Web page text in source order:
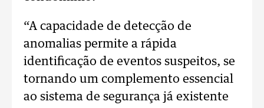
“A capacidade de detecção de
anomalias permite a rápida
identificação de eventos suspeitos, se
tornando um complemento essencial
ao sistema de segurança já existente